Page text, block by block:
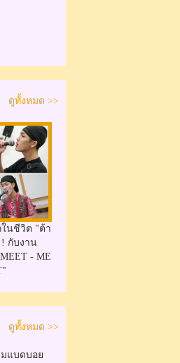
ดูทั้งหมด >>
ในชีวิต "ต้า
กับงาน
- ME
ดูทั้งหมด >>
แบดบอย